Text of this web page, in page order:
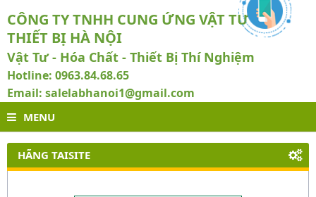
CÔNG TY TNHH CUNG ỨNG VẬT TƯ VÀ
THIẾT BỊ HÀ NỘI
Vật Tư - Hóa Chất - Thiết Bị Thí Nghiệm
Hotline: 0963.84.68.65
Email: salelabhanoi1@gmail.com
MENU
HÃNG TAISITE